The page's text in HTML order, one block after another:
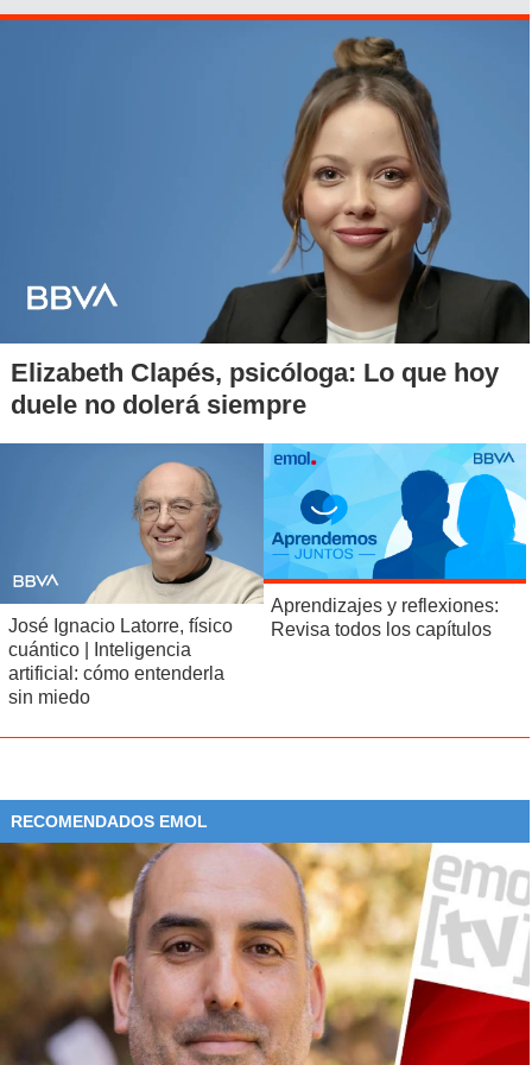
Perú y Chile.
Asimismo, se ordenó la vacunación de todo el personal de
la sanidad pública y se exhortó a que también lo haga la
población en riesgo, niños menores de dos años y adultos
mayores de 60, para reducir los niveles de riesgo.
Elizabeth Clapés, psicóloga: Lo que hoy
duele no dolerá siempre
José Ignacio Latorre, físico
cuántico | Inteligencia
artificial: cómo entenderla
sin miedo
Aprendizajes y reflexiones:
Revisa todos los capítulos
RECOMENDADOS EMOL